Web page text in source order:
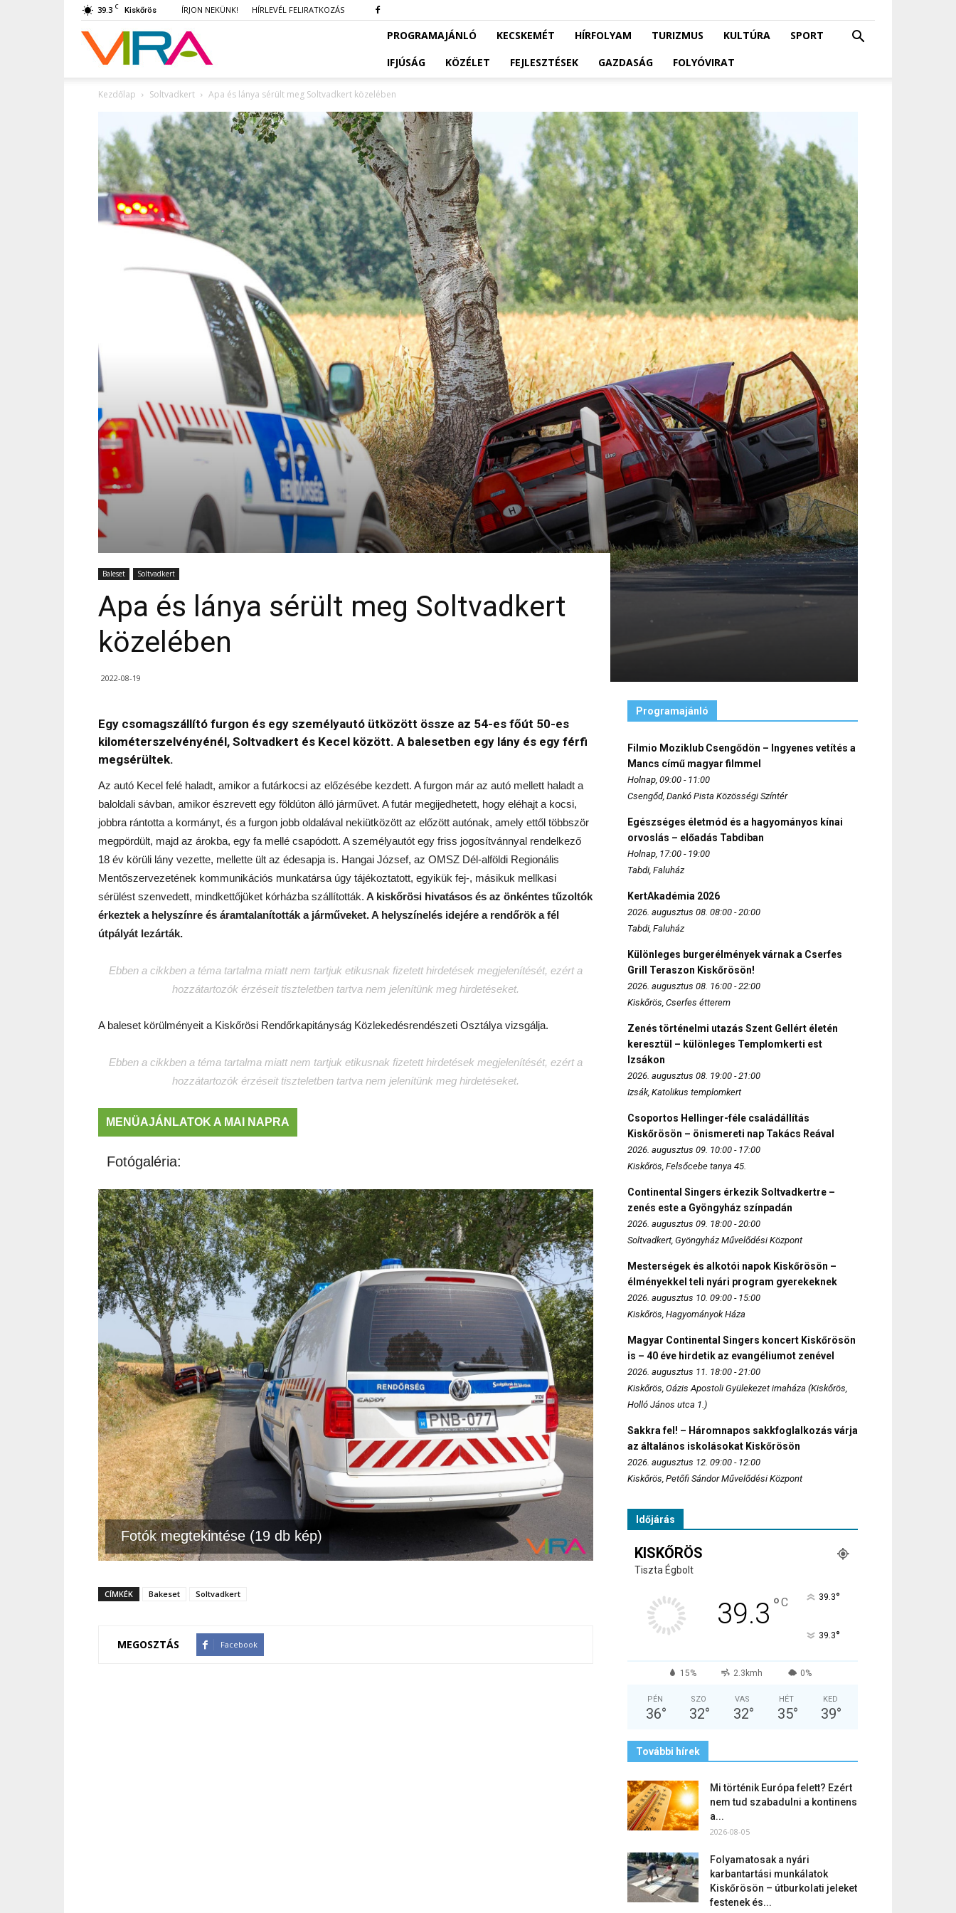
39.3 C Kiskőrös ÍRJON NEKÜNK! HÍRLEVÉL FELIRATKOZÁS
VIRA PROGRAMAJÁNLÓ KECSKEMÉT HÍRFOLYAM TURIZMUS KULTÚRA
SPORT
IFJÚSÁG
KÖZÉLET FEJLESZTÉSEK GAZDASÁG FOLYÓVIRAT
Kezdőlap Soltvadkert Apa és lánya sérült meg Soltvadkert közelében
Baleset Soltvadkert
Apa és lánya sérült meg Soltvadkert
közelében
2022-08-19
Egy csomagszállító furgon és egy személyautó ütközött össze az 54-es főút 50-es
kilométerszelvényénél, Soltvadkert és Kecel között. A balesetben egy lány és egy férfi
megsérültek.
Az autó Kecel felé haladt, amikor a futárkocsi az előzésébe kezdett. A furgon már az autó mellett haladt a
baloldali sávban, amikor észrevett egy földúton álló járművet. A futár megijedhetett, hogy eléhajt a kocsi,
jobbra rántotta a kormányt, és a furgon jobb oldalával nekiütközött az előzött autónak, amely ettől többször
megpördült, majd az árokba, egy fa mellé csapódott. A személyautót egy friss jogosítvánnyal rendelkező
18 év körüli lány vezette, mellette ült az édesapja is. Hangai József, az OMSZ Dél-alföldi Regionális
Mentőszervezetének kommunikációs munkatársa úgy tájékoztatott, egyikük fej-, másikuk mellkasi
sérülést szenvedett, mindkettőjüket kórházba szállították. A kiskőrösi hivatásos és az önkéntes tűzoltók
érkeztek a helyszínre és áramtalanították a járműveket. A helyszínelés idejére a rendőrök a fél
útpályát lezárták.
Ebben a cikkben a téma tartalma miatt nem tartjuk etikusnak fizetett hirdetések megjelenítését, ezért a
hozzátartozók érzéseit tiszteletben tartva nem jelenítünk meg hirdetéseket.
A baleset körülményeit a Kiskőrösi Rendőrkapitányság Közlekedésrendészeti Osztálya vizsgálja.
Ebben a cikkben a téma tartalma miatt nem tartjuk etikusnak fizetett hirdetések megjelenítését, ezért a
hozzátartozók érzéseit tiszteletben tartva nem jelenítünk meg hirdetéseket.
MENÜAJÁNLATOK A MAI NAPRA
Fotógaléria:
Fotók megtekintése (19 db kép)
CÍMKÉK Bakeset Soltvadkert
MEGOSZTÁS Facebook
Programajánló
Filmio Moziklub Csengődön – Ingyenes vetítés a
Mancs című magyar filmmel
Holnap, 09:00 - 11:00
Csengőd, Dankó Pista Közösségi Színtér
Egészséges életmód és a hagyományos kínai
orvoslás – előadás Tabdiban
Holnap, 17:00 - 19:00
Tabdi, Faluház
KertAkadémia 2026
2026. augusztus 08. 08:00 - 20:00
Tabdi, Faluház
Különleges burgerélmények várnak a Cserfes
Grill Teraszon Kiskőrösön!
2026. augusztus 08. 16:00 - 22:00
Kiskőrös, Cserfes étterem
Zenés történelmi utazás Szent Gellért életén
keresztül – különleges Templomkerti est
Izsákon
2026. augusztus 08. 19:00 - 21:00
Izsák, Katolikus templomkert
Csoportos Hellinger-féle családállítás
Kiskőrösön – önismereti nap Takács Reával
2026. augusztus 09. 10:00 - 17:00
Kiskőrös, Felsőcebe tanya 45.
Continental Singers érkezik Soltvadkertre –
zenés este a Gyöngyház színpadán
2026. augusztus 09. 18:00 - 20:00
Soltvadkert, Gyöngyház Művelődési Központ
Mesterségek és alkotói napok Kiskőrösön –
élményekkel teli nyári program gyerekeknek
2026. augusztus 10. 09:00 - 15:00
Kiskőrös, Hagyományok Háza
Magyar Continental Singers koncert Kiskőrösön
is – 40 éve hirdetik az evangéliumot zenével
2026. augusztus 11. 18:00 - 21:00
Kiskőrös, Oázis Apostoli Gyülekezet imaháza (Kiskőrös,
Holló János utca 1.)
Sakkra fel! – Háromnapos sakkfoglalkozás várja
az általános iskolásokat Kiskőrösön
2026. augusztus 12. 09:00 - 12:00
Kiskőrös, Petőfi Sándor Művelődési Központ
Időjárás
KISKŐRÖS
Tiszta Égbolt
39.3 °C 39.3°
39.3°
15% 2.3kmh 0%
PÉN
36°
SZO
32°
VAS
32°
HÉT
35°
KED
39°
További hírek
Mi történik Európa felett? Ezért
nem tud szabadulni a kontinens
a...
2026-08-05
Folyamatosak a nyári
karbantartási munkálatok
Kiskőrösön – útburkolati jeleket
festenek és...